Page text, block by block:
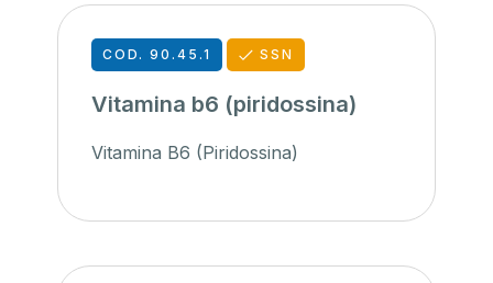
COD. 90.45.1 SSN
Vitamina b6 (piridossina)
Vitamina B6 (Piridossina)